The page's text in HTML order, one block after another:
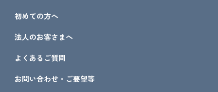
初めての方へ
法人のお客さまへ
よくあるご質問
お問い合わせ・ご要望等